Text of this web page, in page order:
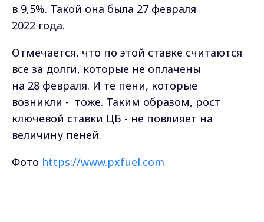
в 9,5%. Такой она была 27 февраля
2022 года.
Отмечается, что по этой ставке считаются
все за долги, которые не оплачены
на 28 февраля. И те пени, которые
возникли - тоже. Таким образом, рост
ключевой ставки ЦБ - не повлияет на
величину пеней.
Фото https://www.pxfuel.com